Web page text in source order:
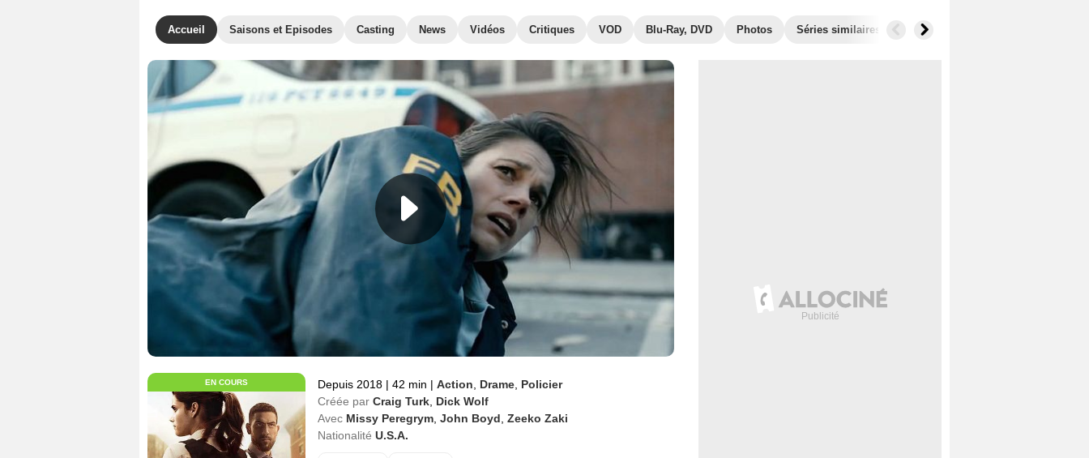
Accueil Saisons et Episodes Casting News Vidéos Critiques VOD Blu-Ray, DVD Photos Séries similaires
EN COURS Depuis 2018 | 42 min | Action Drame Policier
Créée par Craig Turk Dick Wolf
Avec Missy Peregrym John Boyd Zeeko Zaki
Nationalité U.S.A.